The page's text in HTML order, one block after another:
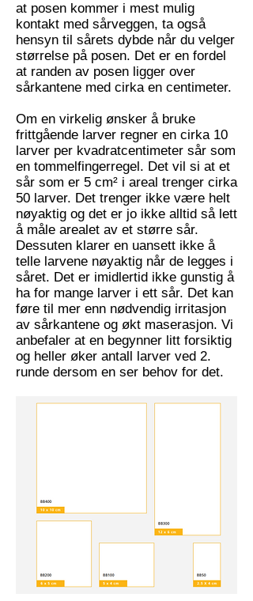
at posen kommer i mest mulig
kontakt med sårveggen, ta også
hensyn til sårets dybde når du velger
størrelse på posen. Det er en fordel
at randen av posen ligger over
sårkantene med cirka en centimeter.
Om en virkelig ønsker å bruke
frittgående larver regner en cirka 10
larver per kvadratcentimeter sår som
en tommelfingerregel. Det vil si at et
sår som er 5 cm² i areal trenger cirka
50 larver. Det trenger ikke være helt
nøyaktig og det er jo ikke alltid så lett
å måle arealet av et større sår.
Dessuten klarer en uansett ikke å
telle larvene nøyaktig når de legges i
såret. Det er imidlertid ikke gunstig å
ha for mange larver i ett sår. Det kan
føre til mer enn nødvendig irritasjon
av sårkantene og økt maserasjon. Vi
anbefaler at en begynner litt forsiktig
og heller øker antall larver ved 2.
runde dersom en ser behov for det.